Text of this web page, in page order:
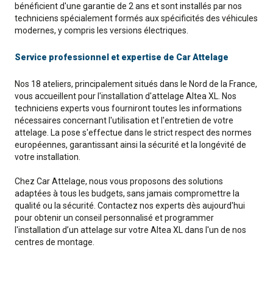
bénéficient d'une garantie de 2 ans et sont installés par nos
techniciens spécialement formés aux spécificités des véhicules
modernes, y compris les versions électriques.
Service professionnel et expertise de Car Attelage
Nos 18 ateliers, principalement situés dans le Nord de la France,
vous accueillent pour l'installation d'attelage Altea XL. Nos
techniciens experts vous fourniront toutes les informations
nécessaires concernant l'utilisation et l'entretien de votre
attelage. La pose s'effectue dans le strict respect des normes
européennes, garantissant ainsi la sécurité et la longévité de
votre installation.
Chez Car Attelage, nous vous proposons des solutions
adaptées à tous les budgets, sans jamais compromettre la
qualité ou la sécurité. Contactez nos experts dès aujourd'hui
pour obtenir un conseil personnalisé et programmer
l'installation d’un attelage sur votre Altea XL dans l'un de nos
centres de montage.